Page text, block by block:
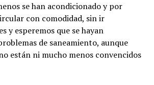
se han acondicionado y por
con comodidad, sin ir
y esperemos que se hayan
de saneamiento, aunque
están ni mucho menos convencidos